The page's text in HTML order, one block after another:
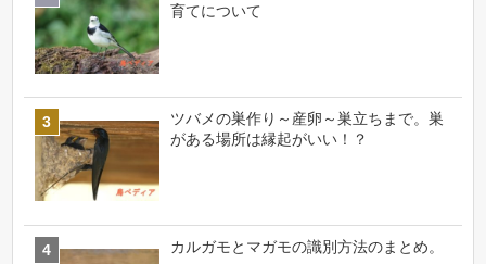
育てについて
ツバメの巣作り～産卵～巣立ちまで。巣
がある場所は縁起がいい！？
カルガモとマガモの識別方法のまとめ。